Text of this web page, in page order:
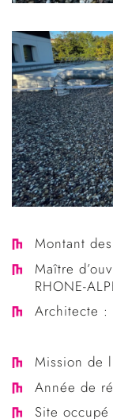
Montant
Maître
RHONE-
Architecte :
Mission de
Année de
Site